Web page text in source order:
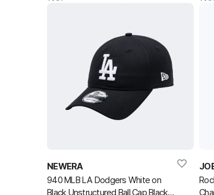
NEWERA
940 MLB LA Dodgers White on
Black Unstructured Ball Cap Black